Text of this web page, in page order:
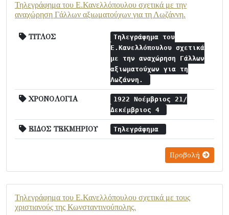
Τηλεγράφημα του Ε.Κανελλόπουλου σχετικά με την
αναχώρηση Γάλλων αξιωματούχων για τη Λωζάννη.
ΤΙΤΛΟΣ
Τηλεγράφημα του
Ε.Κανελλόπουλου σχετικά
με την αναχώρηση Γάλλων
αξιωματούχων για τη
Λωζάννη.
ΧΡΟΝΟΛΟΓΙΑ
1922 Νοέμβριος 21/
Δεκέμβριος 4
ΕΙΔΟΣ ΤΕΚΜΗΡΙΟΥ Τηλεγράφημα
Προβολή
Τηλεγράφημα του Ε.Κανελλόπουλου σχετικά με τους
χριστιανούς της Κωνσταντινούπολης.